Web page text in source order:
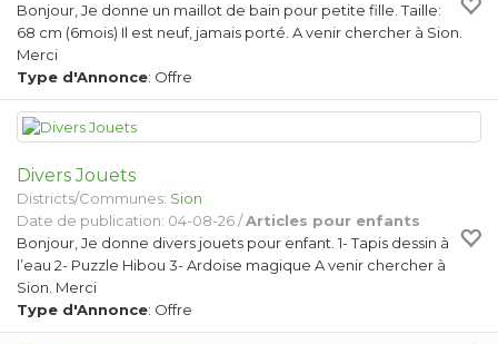
Bonjour, Je donne un maillot de bain pour petite fille. Taille:
68 cm (6mois) Il est neuf, jamais porté. A venir chercher à Sion.
Merci
Type d'Annonce: Offre
Divers Jouets
Districts/Communes: Sion
Date de publication: 04-08-26 /Articles pour enfants
Bonjour, Je donne divers jouets pour enfant. 1- Tapis dessin à
l’eau 2- Puzzle Hibou 3- Ardoise magique A venir chercher à
Sion. Merci
Type d'Annonce: Offre